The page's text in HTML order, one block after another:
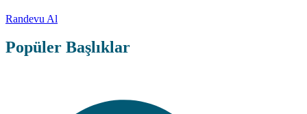
Randevu Al
Popüler Başlıklar